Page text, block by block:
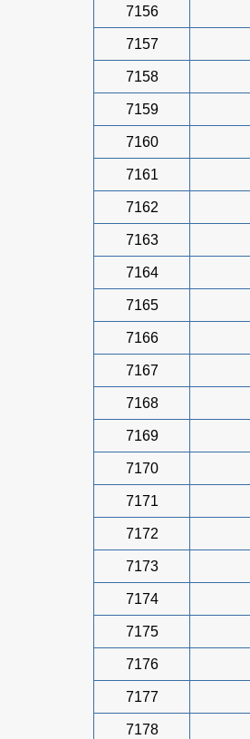
7156
7157
7158
7159
7160
7161
7162
7163
7164
7165
7166
7167
7168
7169
7170
7171
7172
7173
7174
7175
7176
7177
7178